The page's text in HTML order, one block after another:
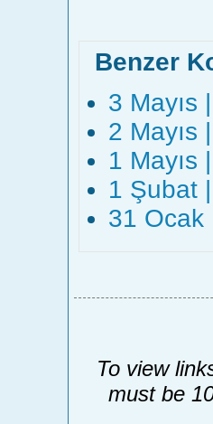
Benzer
3 Mayıs
2 Mayıs
1 Mayıs
1 Şubat
31 Ocak
To view
must be